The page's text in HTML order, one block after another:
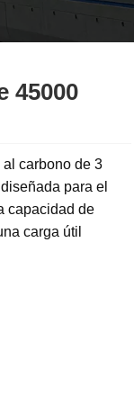
45000
carbono de 3
para el
capacidad de
carga útil